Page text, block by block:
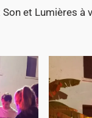
Son et Lumières à